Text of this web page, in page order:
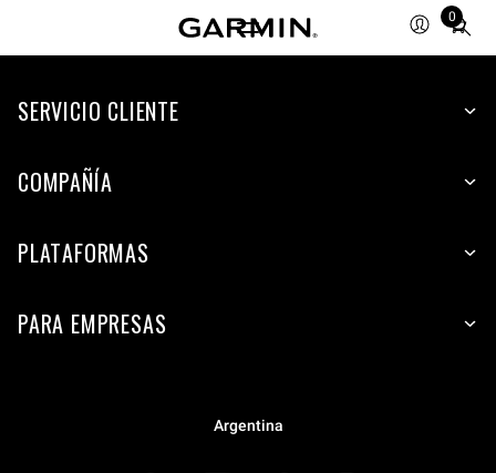
0
Total
items
cart:
SERVICIO CLIENTE
COMPAÑÍA
PLATAFORMAS
PARA EMPRESAS
Argentina